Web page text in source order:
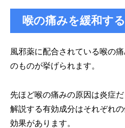
喉の痛みを緩和す
風邪薬に配合されている喉の
のものが挙げられます。
先ほど喉の痛みの原因は炎症
解説する有効成分はそれぞれ
効果があります。